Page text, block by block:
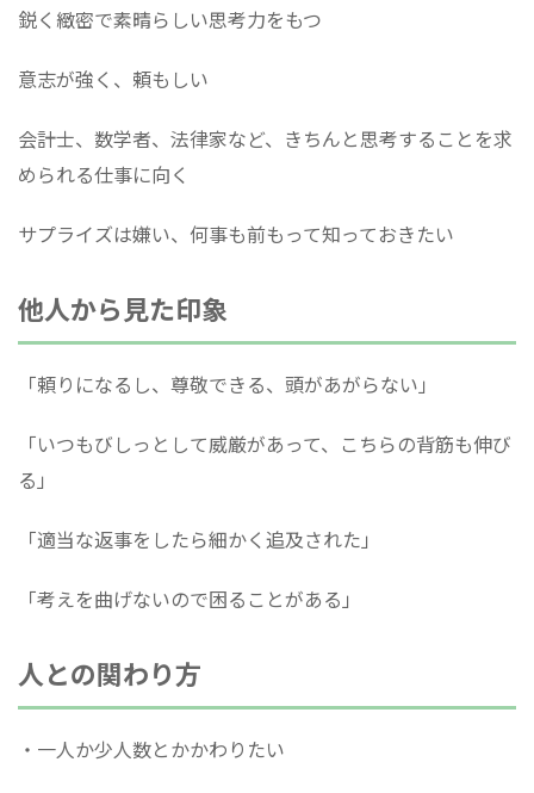
鋭く緻密で素晴らしい思考力をもつ
意志が強く、頼もしい
会計士、数学者、法律家など、きちんと思考することを求
められる仕事に向く
サプライズは嫌い、何事も前もって知っておきたい
他人から見た印象
「頼りになるし、尊敬できる、頭があがらない」
「いつもびしっとして威厳があって、こちらの背筋も伸び
る」
「適当な返事をしたら細かく追及された」
「考えを曲げないので困ることがある」
人との関わり方
・一人か少人数とかかわりたい